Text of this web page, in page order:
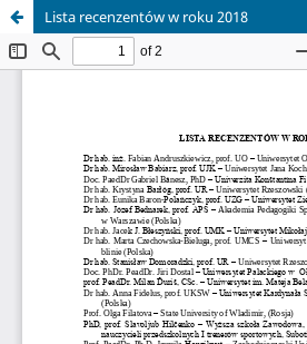
Lista recenzentów w roku 2018